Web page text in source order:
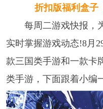
折扣版福利盒子
每周二游戏快报，
实时掌握游戏动态!8月
款三国类手游和一款卡
类手游，下面跟着小编